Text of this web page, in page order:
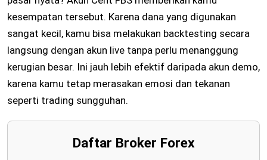
kesempatan tersebut. Karena dana yang digunakan
sangat kecil, kamu bisa melakukan backtesting secara
langsung dengan akun live tanpa perlu menanggung
kerugian besar. Ini jauh lebih efektif daripada akun demo,
karena kamu tetap merasakan emosi dan tekanan
seperti trading sungguhan.
Daftar Broker Forex